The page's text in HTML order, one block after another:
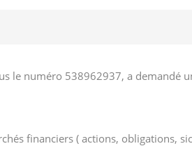
le numéro 538962937, a demandé
financiers ( actions, obligations,